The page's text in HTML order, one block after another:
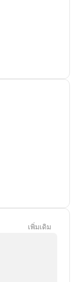
เพิ่มเดิม